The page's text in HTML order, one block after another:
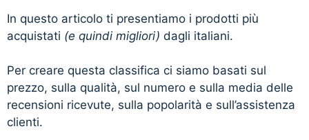
In questo articolo ti presentiamo i prodotti più
acquistati (e quindi migliori) dagli italiani.
Per creare questa classifica ci siamo basati sul
prezzo, sulla qualità, sul numero e sulla media delle
recensioni ricevute, sulla popolarità e sull’assistenza
clienti.